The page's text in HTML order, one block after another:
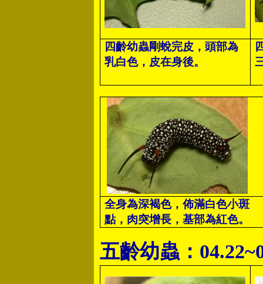
四齡幼蟲剛蛻完皮，頭部為
乳白色，皮在身後。
全身為深褐色，佈滿白色小斑
點，肉突增長，基部為紅色。
五齡幼蟲：